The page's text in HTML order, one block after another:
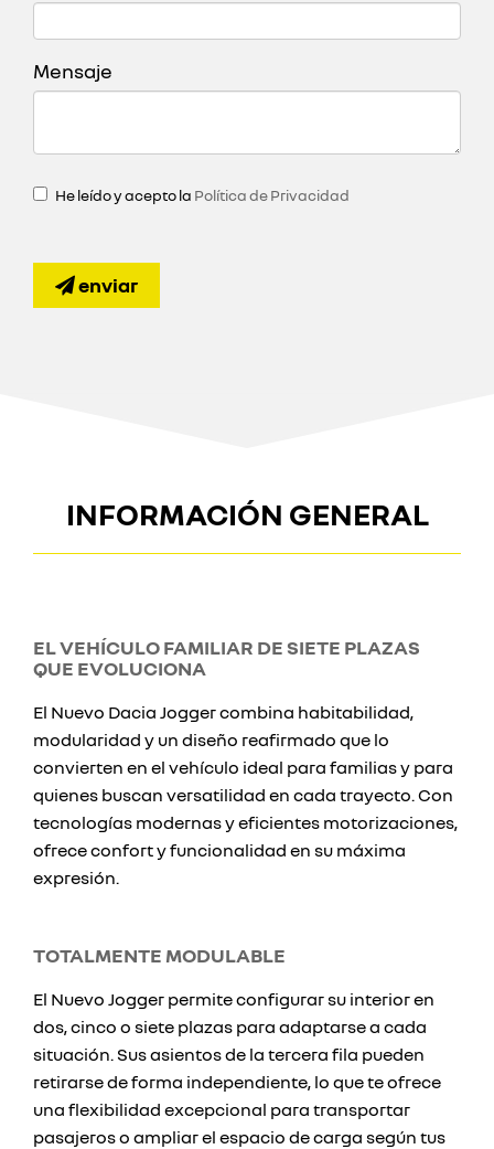
Mensaje
He leído y acepto la Política de Privacidad
enviar
INFORMACIÓN GENERAL
EL VEHÍCULO FAMILIAR DE SIETE PLAZAS
QUE EVOLUCIONA
El Nuevo Dacia Jogger combina habitabilidad,
modularidad y un diseño reafirmado que lo
convierten en el vehículo ideal para familias y para
quienes buscan versatilidad en cada trayecto. Con
tecnologías modernas y eficientes motorizaciones,
ofrece confort y funcionalidad en su máxima
expresión.
TOTALMENTE MODULABLE
El Nuevo Jogger permite configurar su interior en
dos, cinco o siete plazas para adaptarse a cada
situación. Sus asientos de la tercera fila pueden
retirarse de forma independiente, lo que te ofrece
una flexibilidad excepcional para transportar
pasajeros o ampliar el espacio de carga según tus